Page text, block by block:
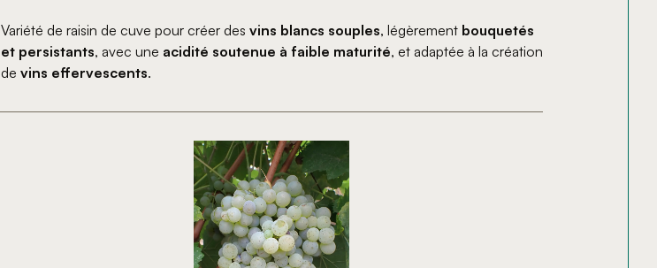
Variété de raisin de cuve pour créer des vins blancs souples, légèrement bouquetés
et persistants, avec une acidité soutenue à faible maturité, et adaptée à la création
de vins effervescents.